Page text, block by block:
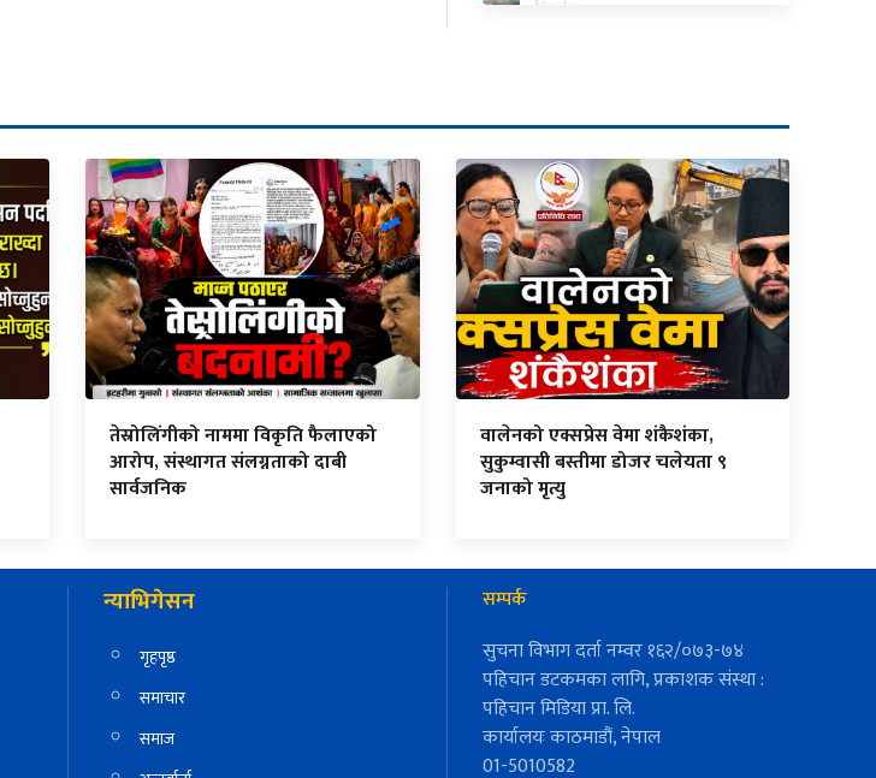
तेस्रोलिंगीको नाममा विकृति फैलाएको
आरोप, संस्थागत संलग्नताको दाबी
सार्वजनिक
वालेनको एक्सप्रेस वेमा शंकैशंका,
सुकुम्वासी बस्तीमा डोजर चलेयता ९
जनाको मृत्यु
न्याभिगेसन
गृहपृष्ठ
समाचार
समाज
सम्पर्क
सुचना विभाग दर्ता नम्वर १६२/०७३-७४
पहिचान डटकमका लागि, प्रकाशक संस्था :
पहिचान मिडिया प्रा. लि.
कार्यालयः काठमाडौं, नेपाल
01-5010582